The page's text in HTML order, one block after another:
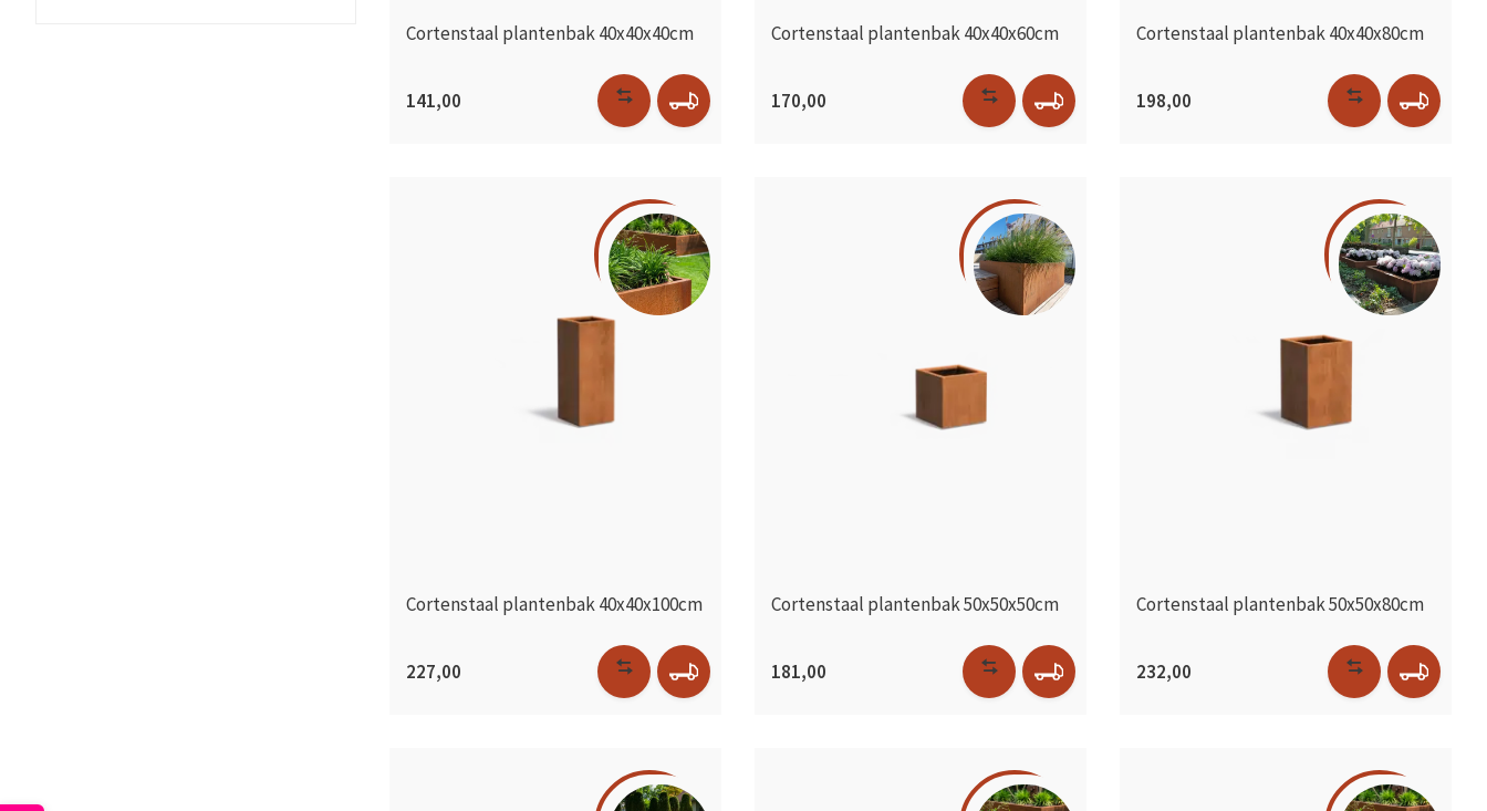
Cortenstaal plantenbak 40x40x40cm
141,00
Cortenstaal plantenbak 40x40x60cm
170,00
Cortenstaal plantenbak 40x40x80cm
198,00
Cortenstaal plantenbak 40x40x100cm
227,00
Cortenstaal plantenbak 50x50x50cm
181,00
Cortenstaal plantenbak 50x50x80cm
232,00